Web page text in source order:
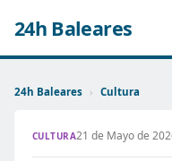
24h Baleares
24h Baleares › Cultura
CULTURA21 de Mayo de